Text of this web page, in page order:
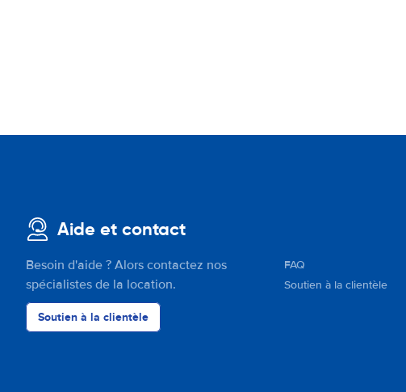
Aide et contact
Besoin d'aide ? Alors contactez nos
spécialistes de la location.
Soutien à la clientèle
FAQ
Soutien à la clientèle